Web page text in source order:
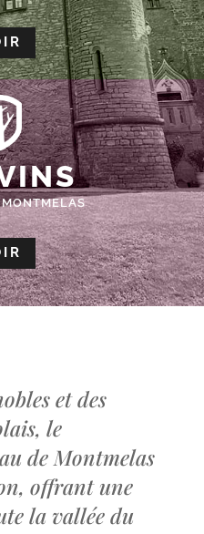
et des
le
de Montmelas
offrant une
la vallée du